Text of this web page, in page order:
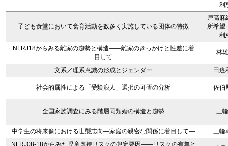
利
子ども食堂において食育活動を数多く実施している団体の特徴
戸高麻
所希望
利
NFRJ18からみる離家の趨勢と構造――離家のきっかけと性差に着
目して
林
文系／理系意識の形成とジェンダー 田邉
社会的属性による「受験浪人」選択の可否の分析 佐伯
全国家族調査にみる階層同類婚の構造と趨勢 三
中学生の将来像における世襲志向―家庭の親密な関係に着目して―
三輪
NFRJ08-18からみた児童虐待リスクの規定要因――リスクの有無と